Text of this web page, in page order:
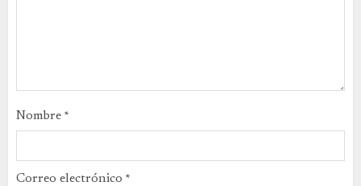
Nombre *
Correo electrónico *